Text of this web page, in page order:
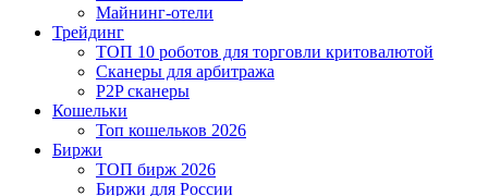
Майнинг-отели
Трейдинг
ТОП 10 роботов для торговли критовалютой
Сканеры для арбитража
P2P сканеры
Кошельки
Топ кошельков 2026
Биржи
ТОП бирж 2026
Биржи для России